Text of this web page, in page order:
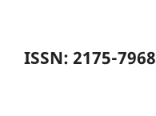
ISSN: 2175-7968